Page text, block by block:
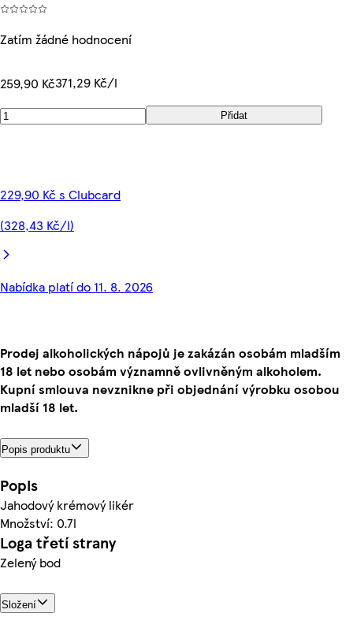
Zatím žádné hodnocení
259,90 Kč371,29 Kč/l
Přidat
229,90 Kč s Clubcard
(328,43 Kč/l)
Nabídka platí do 11. 8. 2026
Prodej alkoholických nápojů je zakázán osobám mladším
18 let nebo osobám významně ovlivněným alkoholem.
Kupní smlouva nevznikne při objednání výrobku osobou
mladší 18 let.
Popis produktu
Popis
Jahodový krémový likér
Množství: 0.7l
Loga třetí strany
Zelený bod
Složení